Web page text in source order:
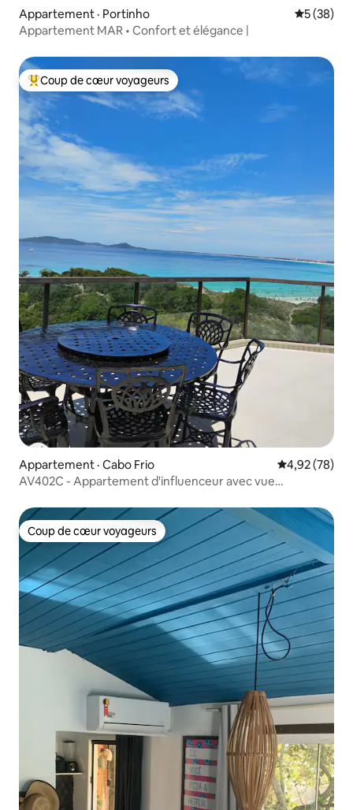
Appartement · Portinho Note
5 (38)
Appartement MAR • Confort et élégance |
Coup de cœur voyageurs parmi les plus aimés
Coup de cœur voyageurs
Appartement · Cabo Frio Note
4,92 (78)
AV402C - Appartement d'influenceur avec vue
Coup de cœur voyageurs
Coup de cœur voyageurs